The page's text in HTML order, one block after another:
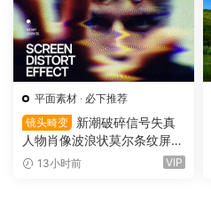
平面素材 · 必下推荐
镜头畸变
新潮破碎信号失真
人物肖像波浪状莫尔条纹屏幕
畸变专辑封面音乐海报传单P
13小时前 VIP